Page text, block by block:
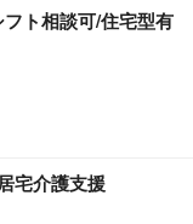
フト相談可/住宅型有
宅介護支援